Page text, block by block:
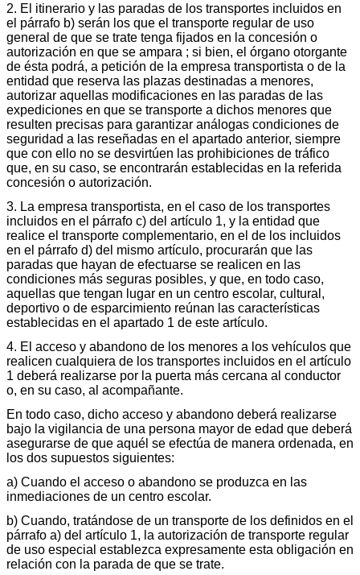
2. El itinerario y las paradas de los transportes incluidos en
el párrafo b) serán los que el transporte regular de uso
general de que se trate tenga fijados en la concesión o
autorización en que se ampara ; si bien, el órgano otorgante
de ésta podrá, a petición de la empresa transportista o de la
entidad que reserva las plazas destinadas a menores,
autorizar aquellas modificaciones en las paradas de las
expediciones en que se transporte a dichos menores que
resulten precisas para garantizar análogas condiciones de
seguridad a las reseñadas en el apartado anterior, siempre
que con ello no se desvirtúen las prohibiciones de tráfico
que, en su caso, se encontrarán establecidas en la referida
concesión o autorización.
3. La empresa transportista, en el caso de los transportes
incluidos en el párrafo c) del artículo 1, y la entidad que
realice el transporte complementario, en el de los incluidos
en el párrafo d) del mismo artículo, procurarán que las
paradas que hayan de efectuarse se realicen en las
condiciones más seguras posibles, y que, en todo caso,
aquellas que tengan lugar en un centro escolar, cultural,
deportivo o de esparcimiento reúnan las características
establecidas en el apartado 1 de este artículo.
4. El acceso y abandono de los menores a los vehículos que
realicen cualquiera de los transportes incluidos en el artículo
1 deberá realizarse por la puerta más cercana al conductor
o, en su caso, al acompañante.
En todo caso, dicho acceso y abandono deberá realizarse
bajo la vigilancia de una persona mayor de edad que deberá
asegurarse de que aquél se efectúa de manera ordenada, en
los dos supuestos siguientes:
a) Cuando el acceso o abandono se produzca en las
inmediaciones de un centro escolar.
b) Cuando, tratándose de un transporte de los definidos en el
párrafo a) del artículo 1, la autorización de transporte regular
de uso especial establezca expresamente esta obligación en
relación con la parada de que se trate.